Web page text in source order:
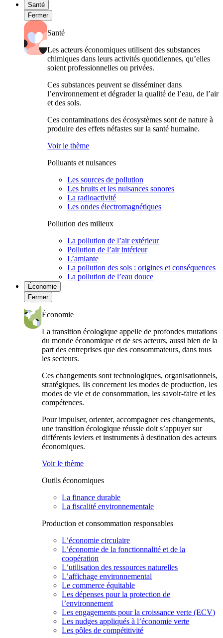
Santé
Fermer
Santé
Les acteurs économiques utilisent des substances
chimiques dans leurs activités quotidiennes, qu’elles
soient professionnelles ou privées.
Ces substances peuvent se disséminer dans
l’environnement et dégrader la qualité de l’eau, de l’air
et des sols.
Ces contaminations des écosystèmes sont de nature à
produire des effets néfastes sur la santé humaine.
Voir le thème
Polluants et nuisances
Les sources de pollution
Les bruits et les nuisances sonores
La radioactivité
Les ondes électromagnétiques
Pollution des milieux
La pollution de l’air extérieur
Pollution de l’air intérieur
L’amiante
La pollution des sols : origines et conséquences
La pollution de l’eau douce
Économie
Fermer
Économie
La transition écologique appelle de profondes mutations
du monde économique et de ses acteurs, aussi bien de la
part des entreprises que des consommateurs, dans tous
les secteurs.
Ces changements sont technologiques, organisationnels,
stratégiques. Ils concernent les modes de production, les
modes de vie et de consommation, les savoir-faire et les
compétences.
Pour impulser, orienter, accompagner ces changements,
une transition écologique réussie doit s’appuyer sur
différents leviers et instruments à destination des acteurs
économiques.
Voir le thème
Outils économiques
La finance durable
La fiscalité environnementale
Production et consommation responsables
L’économie circulaire
L’économie de la fonctionnalité et de la
coopération
L’utilisation des ressources naturelles
L’affichage environnemental
Le commerce équitable
Les dépenses pour la protection de
l’environnement
Les engagements pour la croissance verte (ECV)
Les nudges appliqués à l’économie verte
Les pôles de compétitivité